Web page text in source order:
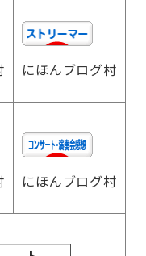
にほんブログ村
にほんブログ村